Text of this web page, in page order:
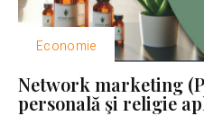
Economie
Network marketing
personală şi religie